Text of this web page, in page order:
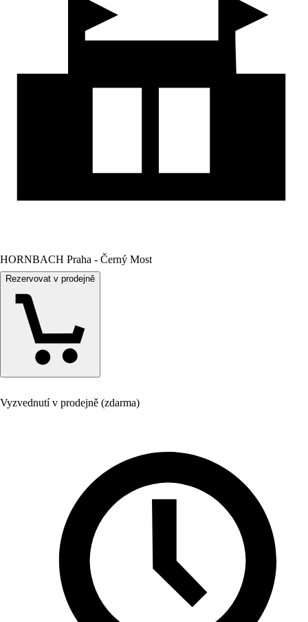
HORNBACH Praha - Černý Most
Rezervovat v prodejně
Vyzvednutí v prodejně (zdarma)